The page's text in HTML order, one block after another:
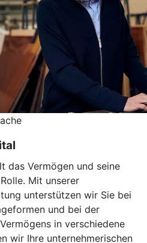
das Vermögen und seine
Mit unserer
unterstützen wir Sie bei
und bei der
in verschiedene
wir Ihre unternehmerischen